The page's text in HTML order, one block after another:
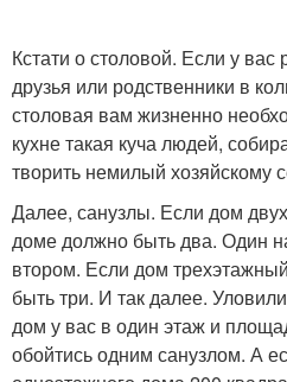
Кстати о столовой. Если у вас
друзья или родственники в
столовая вам жизненно
кухне такая куча людей,
творить немилый хозяйскому
Далее, санузлы. Если дом
доме должно быть два. Один
втором. Если дом
быть три. И так далее.
дом у вас в один этаж и
обойтись одним санузлом. А